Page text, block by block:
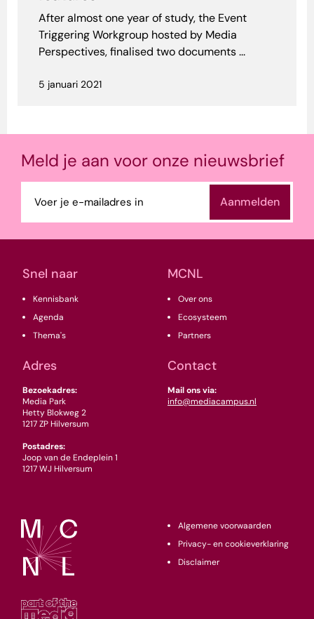
After almost one year of study, the Event
Triggering Workgroup hosted by Media
Perspectives, finalised two documents ...
5 januari 2021
Snel naar
Kennisbank
Agenda
Thema's
MCNL
Over ons
Ecosysteem
Partners
Adres
Bezoekadres:
Media Park
Hetty Blokweg 2
1217 ZP Hilversum
Postadres:
Joop van de Endeplein 1
1217 WJ Hilversum
Contact
Mail ons via:
info@mediacampus.nl
Meld je aan voor onze nieuwsbrief
mailadres
(Vereist)
Algemene voorwaarden
Privacy- en cookieverklaring
Disclaimer